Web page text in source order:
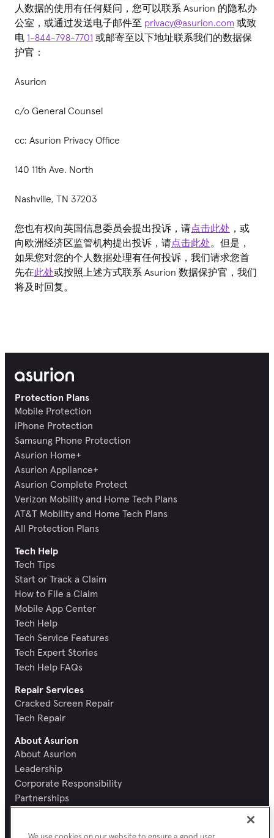
人数据的使用有任何疑问，您可以联系 Asurion 的隐私办
公室，或通过发送电子邮件至 privacy@asurion.com 或致
电 1-844-798-7701 或邮寄至以下地址联系我们的数据保
护官：
Asurion
c/o General Counsel
cc: Asurion Privacy Office
140 11th Ave. North
Nashville, TN 37203
您也有权向英国信息委员会提出投诉，请点击此处 ，或
向欧洲经济区监管机构提出投诉，请点击此处。但是，
如果您对您的个人数据处理有任何投诉，我们请求您首
先在此处或按照上述方式联系 Asurion 数据保护官，我们
将及时回复。
Protection Plans
Mobile Protection
iPhone Protection
Samsung Phone Protection
Asurion Home+
Asurion Appliance+
Asurion Complete Protect
Verizon Mobility and Home Tech Plans
AT&T Mobility and Home Tech Plans
All Protection Plans
Tech Help
Tech Tips
Start or Track a Claim
How to File a Claim
Mobile App Center
Tech Help
Tech Service Features
Tech Expert Stories
Tech Help FAQs
Repair Services
Cracked Screen Repair
Tech Repair
About Asurion
About Asurion
Leadership
Corporate Responsibility
Partnerships